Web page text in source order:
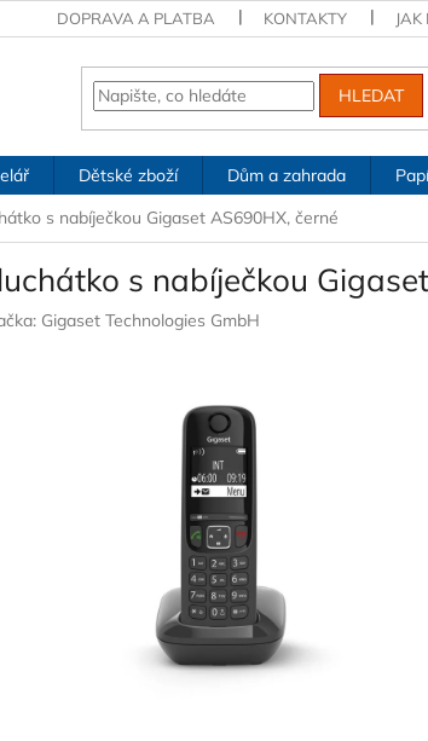
DOPRAVA A PLATBA KONTAKTY
HLEDAT
Dětské zboží Dům a zahrada
s nabíječkou Gigaset AS690HX, černé
s nabíječkou
Gigaset Technologies GmbH